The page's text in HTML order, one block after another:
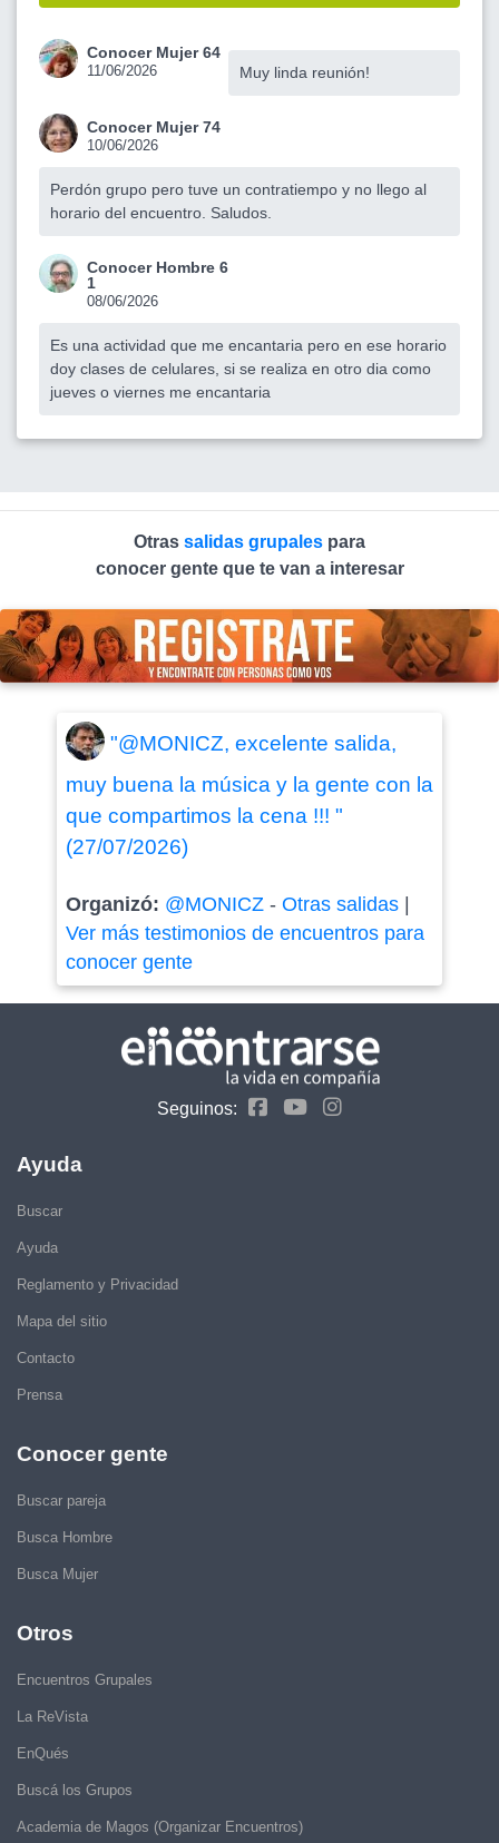
Conocer Mujer 64
11/06/2026 Muy linda reunión!
Conocer Mujer 74
10/06/2026
Perdón grupo pero tuve un contratiempo y no llego al
horario del encuentro. Saludos.
Conocer Hombre 6
1
08/06/2026
Es una actividad que me encantaria pero en ese horario
doy clases de celulares, si se realiza en otro dia como
jueves o viernes me encantaria
Otras salidas grupales para
conocer gente que te van a interesar
"@MONICZ, excelente salida,
muy buena la música y la gente con la
que compartimos la cena !!! "
(27/07/2026)
Organizó: @MONICZ- Otras salidas|
Ver más testimonios de encuentros para
conocer gente
Seguinos:
Ayuda
Buscar
Ayuda
Reglamento y Privacidad
Mapa del sitio
Contacto
Prensa
Conocer gente
Buscar pareja
Busca Hombre
Busca Mujer
Otros
Encuentros Grupales
La ReVista
EnQués
Buscá los Grupos
Academia de Magos (Organizar Encuentros)